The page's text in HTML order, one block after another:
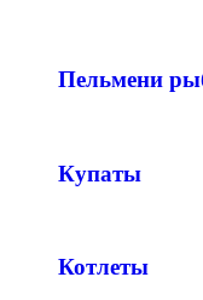
Пельмени
Купаты
Котлеты